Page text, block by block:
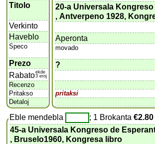
Titolo
Verkinto
Haveblo
Speco
Prezo
Rabatoekde
3 eroj
Recenzo
Pritakso
Detaloj
20-a Universala
, Antverpeno 1928,
Aperonta
movado
?
pritaksi
Eble mendebla ; 1 Brokanta€2.80
45-a Universala Kongreso de
, Bruselo1960, Kongresa libro